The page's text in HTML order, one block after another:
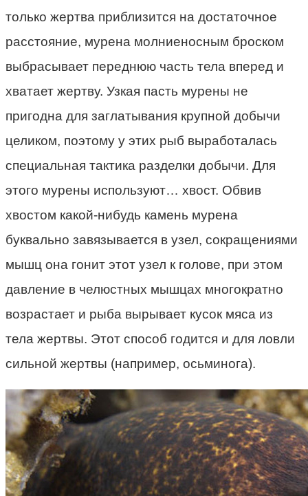
только жертва приблизится на достаточное
расстояние, мурена молниеносным броском
выбрасывает переднюю часть тела вперед и
хватает жертву. Узкая пасть мурены не
пригодна для заглатывания крупной добычи
целиком, поэтому у этих рыб выработалась
специальная тактика разделки добычи. Для
этого мурены используют… хвост. Обвив
хвостом какой-нибудь камень мурена
буквально завязывается в узел, сокращениями
мышц она гонит этот узел к голове, при этом
давление в челюстных мышцах многократно
возрастает и рыба вырывает кусок мяса из
тела жертвы. Этот способ годится и для ловли
сильной жертвы (например, осьминога).